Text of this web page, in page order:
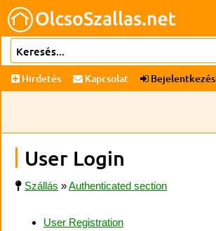
Hirdetés Kapcsolat Bejelentkezés
User Login
Szállás »Authenticated section
User Registration